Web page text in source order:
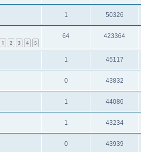
1 50326
1 2 3 4 5
64 423364
1 45117
0 43832
1 44086
1 43234
0 43939